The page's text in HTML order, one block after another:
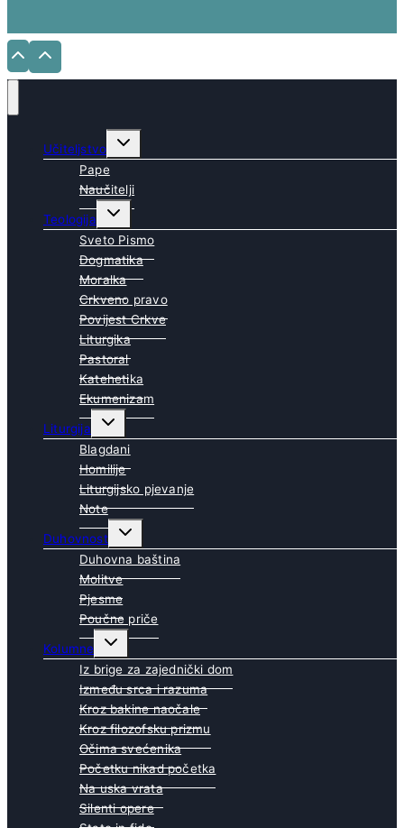
Učiteljstvo
Toggle
child
Pape
Naučitelji
Teologija
Toggle
child
menu
Sveto Pismo
Dogmatika
Moralka
Crkveno pravo
Povijest Crkve
Liturgika
Pastoral
Katehetika
Ekumenizam
Liturgija
Toggle
child
menu
Blagdani
Homilije
Liturgijsko pjevanje
Note
Duhovnost
Toggle
child
menu
Duhovna baština
Molitve
Pjesme
Poučne priče
Kolumne
Toggle
child
menu
Iz brige za zajednički dom
Između srca i razuma
Kroz bakine naočale
Kroz filozofsku prizmu
Očima svećenika
Početku nikad početka
Na uska vrata
Silenti opere